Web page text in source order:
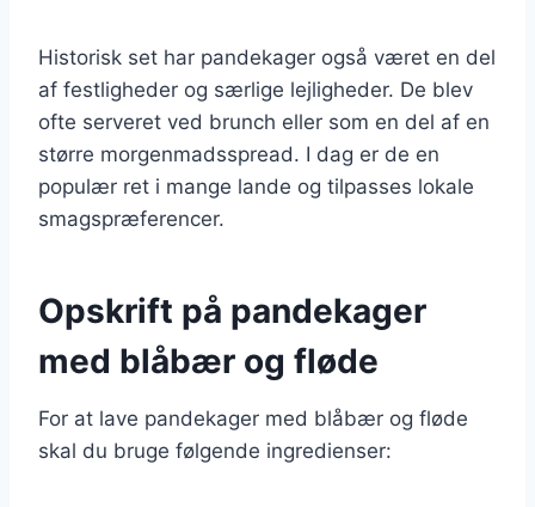
Historisk set har pandekager også været en del
af festligheder og særlige lejligheder. De blev
ofte serveret ved brunch eller som en del af en
større morgenmadsspread. I dag er de en
populær ret i mange lande og tilpasses lokale
smagspræferencer.
Opskrift på pandekager
med blåbær og fløde
For at lave pandekager med blåbær og fløde
skal du bruge følgende ingredienser: